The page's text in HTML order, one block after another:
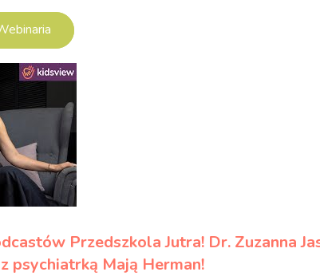
Przedszkola Jutra! Dr. Zuzanna
psychiatrką Mają Herman!